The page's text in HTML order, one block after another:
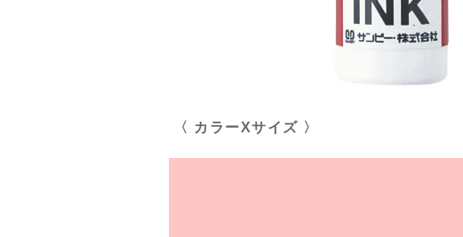
〈 カラーXサイズ 〉